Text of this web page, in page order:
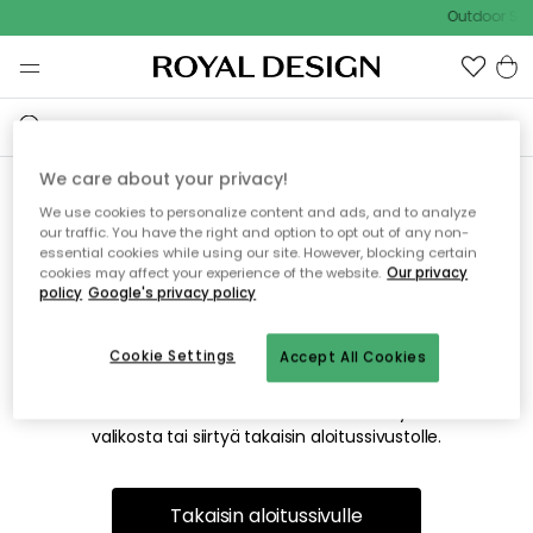
Outdoor
Emme valitettavasti löydä
etsimääsi sivua
Tämä voi johtua siitä, että sivua ei enää ole tai siitä, että se
on siirretty muualle. Pahoittelemme tästä mahdollisesti
valikosta tai siirtyä takaisin aloitussivustolle.
Takaisin aloitussivulle
We care about your privacy!
We use cookies to personalize content and ads, and to analyze
our traffic. You have the right and option to opt out of any non-
essential cookies while using our site. However, blocking certain
cookies may affect your experience of the website. Our privacy
policy Google's privacy policy
Accept All Cookies
Cookie Settings